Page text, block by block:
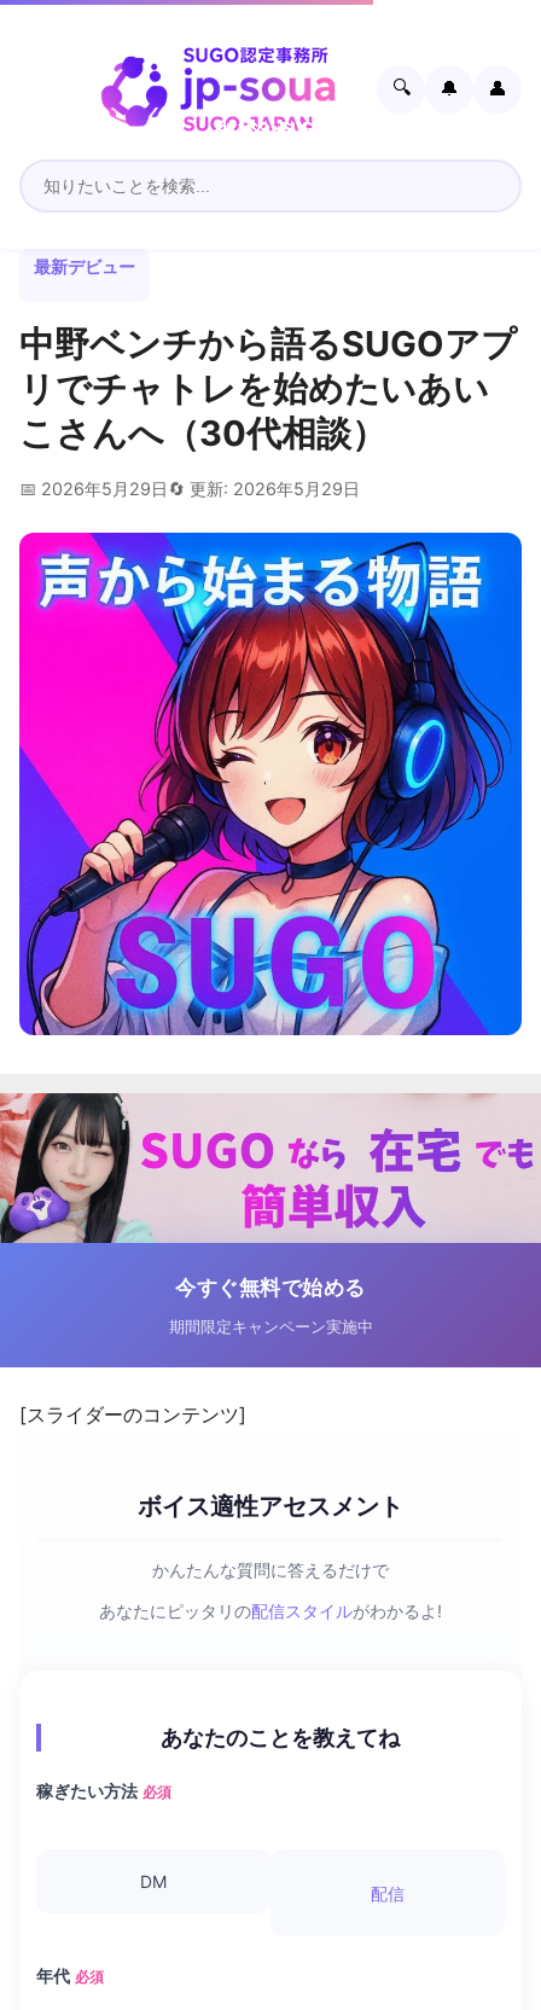
🔍 🔔 👤
最新デビュー
中野ベンチから語るSUGOアプ
リでチャトレを始めたいあい
こさんへ（30代相談）
📅 2026年5月29日 🔄 更新: 2026年5月29日
今すぐ無料で始める
期間限定キャンペーン実施中
[スライダーのコンテンツ]
ボイス適性アセスメント
かんたんな質問に答えるだけで
あなたにピッタリの配信スタイルがわかるよ!
あなたのことを教えてね
稼ぎたい方法 必須
DM
配信
年代 必須